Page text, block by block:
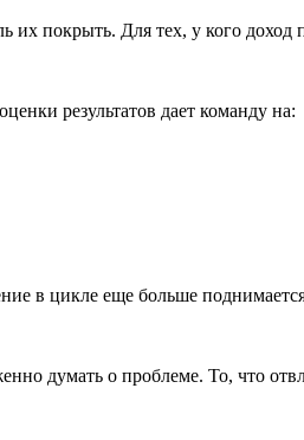
их покрыть. Для тех, у кого
результатов дает команду на:
в цикле еще больше
думать о проблеме. То, что